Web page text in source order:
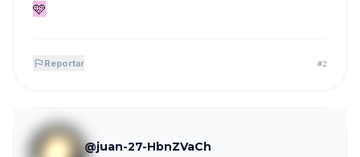
🩷
flag Reportar #2
@juan-27-HbnZVaCh